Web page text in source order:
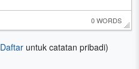
0 WORDS
Daftaruntuk catatan pribadi)